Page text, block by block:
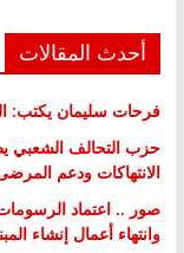
أحدث المقالات
فرحات سليمان يكتب:
حزب التحالف الشعبي
الانتهاكات ودعم
صور .. اعتماد الرسومات
وانتهاء أعمال إنشاء